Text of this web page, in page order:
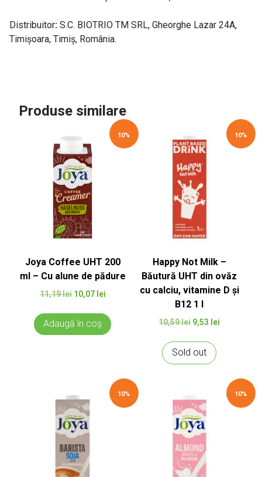
Distribuitor: S.C. BIOTRIO TM SRL, Gheorghe Lazar 24A,
Timișoara, Timiș, România.
Produse similare
10%
Joya Coffee UHT 200
ml – Cu alune de pădure
11,19lei Prețul
fost:
10,07 leiPrețul
este:
10,07 lei.
Adaugă în coș
10%
Happy Not Milk –
Băutură UHT din ovăz
cu calciu, vitamine D și
B12 1 l
10,59lei Prețul
a
fost:
9,53 lei
Sold out
10% 10%